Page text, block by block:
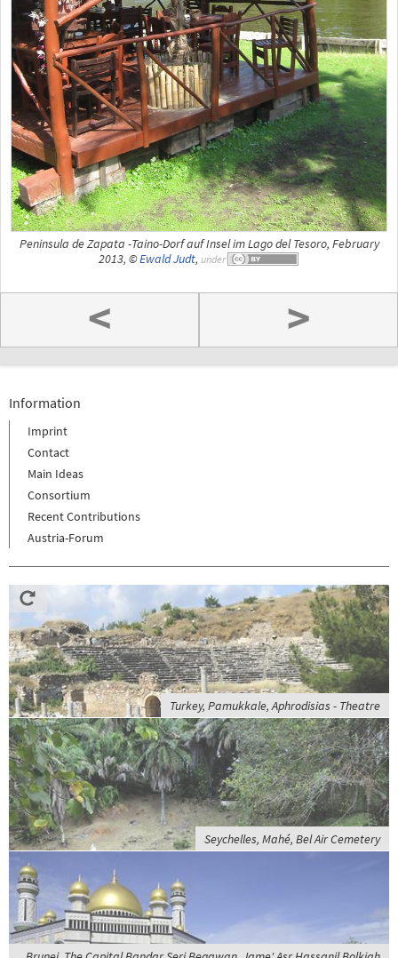
Peninsula de Zapata -Taino-Dorf auf Insel im Lago del Tesoro, February
2013, ©Ewald Judt, under
< >
Information
Imprint
Contact
Main Ideas
Consortium
Recent Contributions
Austria-Forum
Turkey, Pamukkale, Aphrodisias - Theatre
Seychelles, Mahé, Bel Air Cemetery